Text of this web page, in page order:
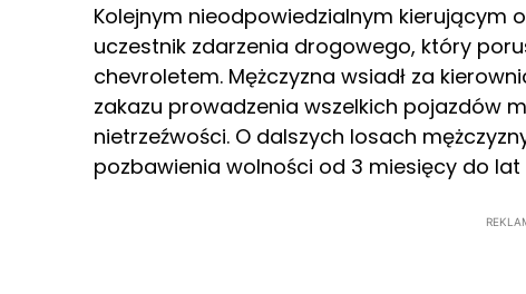
Kolejnym nieodpowiedzialnym kierującym
uczestnik zdarzenia drogowego, który
chevroletem. Mężczyzna wsiadł za
zakazu prowadzenia wszelkich pojazdów
nietrzeźwości. O dalszych losach
pozbawienia wolności od 3 miesięcy do lat